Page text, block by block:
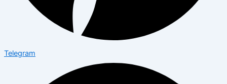
Telegram